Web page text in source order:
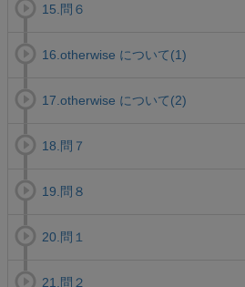
15.問６
16.otherwise について(1)
17.otherwise について(2)
18.問７
19.問８
20.問１
21.問２